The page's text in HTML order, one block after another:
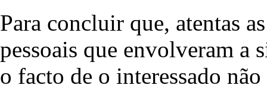
Para concluir que, atentas
pessoais que envolveram a
o facto de o interessado